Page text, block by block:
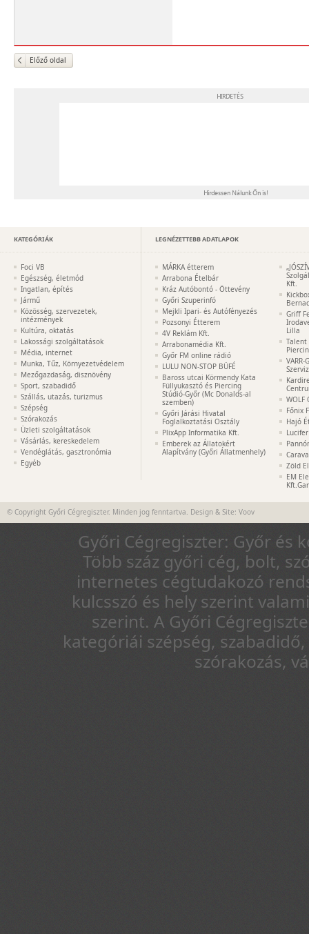
Előző oldal
KATEGÓRIÁK
Foci VB
Egészség, életmód
Ingatlan, építés
Jármű
Közösség, szervezetek,
intézmények
Kultúra, oktatás
Lakossági szolgáltatások
Média, internet
Munka, Tűz, Környezetvédelem
Mezőgazdaság, disznövény
Sport, szabadidő
Szállás, utazás, turizmus
Szépség
Szórakozás
Üzleti szolgáltatások
Vásárlás, kereskedelem
Vendéglátás, gasztronómia
Egyéb
LEGNÉZETTEBB ADATLAPOK
MÁRKA étterem
Arrabona Ételbár
Kráz Autóbontó - Öttevény
Győri Szuperinfó
Mejkli Ipari- és Autófényezés
Pozsonyi Étterem
4V Reklám Kft.
Arrabonamédia Kft.
Győr FM online rádió
LULU NON-STOP BÜFÉ
Baross utcai Körmendy Kata
Füllyukasztó és Piercing
Stúdió-Győr (Mc Donalds-al
szemben)
Győri Járási Hivatal
Foglalkoztatási Osztály
PlixApp Informatika Kft.
Emberek az Állatokért
Alapítvány (Győri Állatmenhely)
Kft.
Griff
Lilla
Talent
WOLF
Főnix
Hajó
Zöld
EM
© Copyright Győri Cégregiszter. Minden jog fenntartva. Design & Site: Voov
Győri Cégregiszter: Győr és
Több száz győri cég, bolt,
internetes cégtudakozó
kulcsszó és hely szerint
szerint. A Győri
kategóriái szépség,
szórakozás,